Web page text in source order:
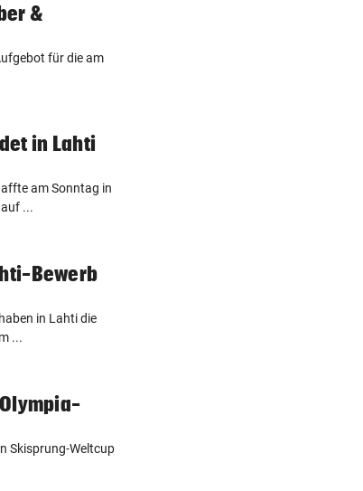
&
für die am
in Lahti
am Sonntag in
...
Bewerb
in Lahti die
...
Skisprung-Weltcup